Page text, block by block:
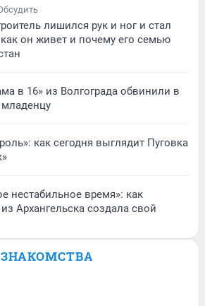
лишился рук и ног и стал
он живет и почему его семью
в 16» из Волгограда обвинили в
младенцу
как сегодня выглядит Пуговка
нестабильное время»: как
Архангельска создала свой
ЗНАКОМСТВА